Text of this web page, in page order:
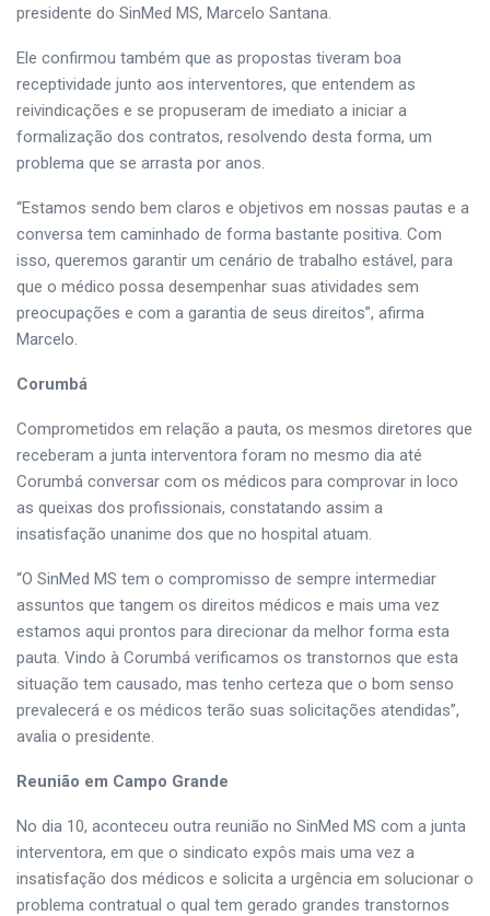
presidente do SinMed MS, Marcelo Santana.
Ele confirmou também que as propostas tiveram boa
receptividade junto aos interventores, que entendem as
reivindicações e se propuseram de imediato a iniciar a
formalização dos contratos, resolvendo desta forma, um
problema que se arrasta por anos.
“Estamos sendo bem claros e objetivos em nossas pautas e a
conversa tem caminhado de forma bastante positiva. Com
isso, queremos garantir um cenário de trabalho estável, para
que o médico possa desempenhar suas atividades sem
preocupações e com a garantia de seus direitos”, afirma
Marcelo.
Corumbá
Comprometidos em relação a pauta, os mesmos diretores que
receberam a junta interventora foram no mesmo dia até
Corumbá conversar com os médicos para comprovar in loco
as queixas dos profissionais, constatando assim a
insatisfação unanime dos que no hospital atuam.
“O SinMed MS tem o compromisso de sempre intermediar
assuntos que tangem os direitos médicos e mais uma vez
estamos aqui prontos para direcionar da melhor forma esta
pauta. Vindo à Corumbá verificamos os transtornos que esta
situação tem causado, mas tenho certeza que o bom senso
prevalecerá e os médicos terão suas solicitações atendidas”,
avalia o presidente.
Reunião em Campo Grande
No dia 10, aconteceu outra reunião no SinMed MS com a junta
interventora, em que o sindicato expôs mais uma vez a
insatisfação dos médicos e solicita a urgência em solucionar o
problema contratual o qual tem gerado grandes transtornos